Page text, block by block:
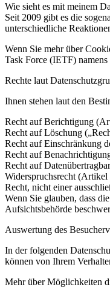
Wie sieht es mit meinem
Seit 2009 gibt es die
unterschiedliche
Wenn Sie mehr über
Task Force (IETF)
Rechte laut
Ihnen stehen laut den
Recht auf Berichtigung
Recht auf Löschung
Recht auf Einschränkung
Recht auf
Recht auf
Widerspruchsrecht
Recht, nicht einer
Wenn Sie glauben, dass
Aufsichtsbehörde
Auswertung des
In der folgenden
können von Ihrem
Mehr über Möglichkeiten